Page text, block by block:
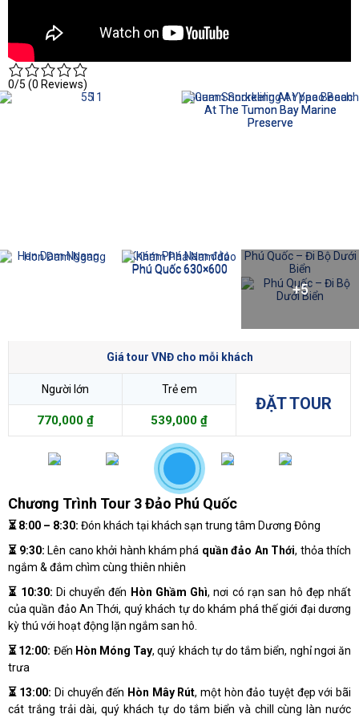
0/5 (0 Reviews)
5 1
Guam Snorkeling At Ypao Beach
At The Tumon Bay Marine
Preserve
Hon Dam Ngang
Khám Phá Nam đảo
Phú Quốc 630×600
+5
Phú Quốc – Đi Bộ Dưới
Biển
Giá tour VNĐ cho mỗi khách
Người lớn Trẻ em
ĐẶT TOUR
770,000 ₫ 539,000 ₫
Chương Trình Tour 3 Đảo Phú Quốc
⏳ 8:00 – 8:30: Đón khách tại khách sạn trung tâm Dương Đông
⏳ 9:30: Lên cano khởi hành khám phá quần đảo An Thới, thỏa thích
ngắm & đắm chìm cùng thiên nhiên
⏳ 10:30: Di chuyển đến Hòn Ghầm Ghì, nơi có rạn san hô đẹp nhất
của quần đảo An Thới, quý khách tự do khám phá thế giới đại dương
kỳ thú với hoạt động lặn ngắm san hô.
⏳ 12:00: Đến Hòn Móng Tay, quý khách tự do tắm biển, nghỉ ngơi ăn
trưa
⏳ 13:00: Di chuyển đến Hòn Mây Rút, một hòn đảo tuyệt đẹp với bãi
cát trắng trải dài, quý khách tự do tắm biển và chill cùng làn nước